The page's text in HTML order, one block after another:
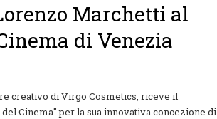
Marchetti al
di Venezia
creativo di Virgo Cosmetics, riceve il
Cinema" per la sua innovativa concezione di